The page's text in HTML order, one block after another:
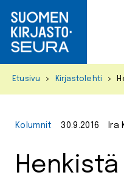
Etusivu > Kirjastolehti >
Kolumnit 30.9.2016 Ira